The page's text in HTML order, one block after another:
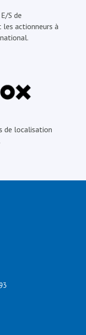
S de
les actionneurs à
de localisation